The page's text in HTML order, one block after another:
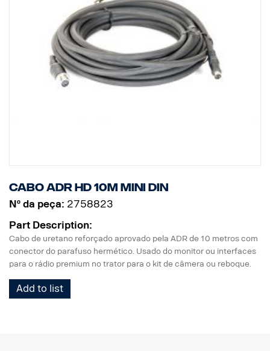
Cabo ADR HD 10m MINI DIN
Nº da peça: 2758823
Part Description:
Cabo de uretano reforçado aprovado pela ADR de 10 metros com
conector do parafuso hermético. Usado do monitor ou interfaces
para o rádio premium no trator para o kit de câmera ou reboque.
Add to list